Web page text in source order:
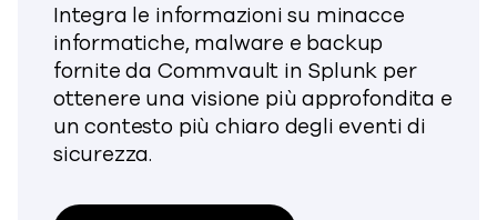
Integra le informazioni su minacce
informatiche, malware e backup
fornite da Commvault in Splunk per
ottenere una visione più approfondita e
un contesto più chiaro degli eventi di
sicurezza.